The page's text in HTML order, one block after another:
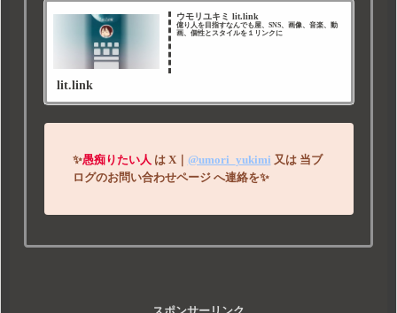
ウモリユキミ lit.link
億り人を目指すなんでも屋、SNS、画像、音楽、動
画、個性とスタイルを１リンクに
lit.link
✨愚痴りたい人 は X｜ @umori_yukimi 又は 当ブ
ログのお問い合わせページへ連絡を✨